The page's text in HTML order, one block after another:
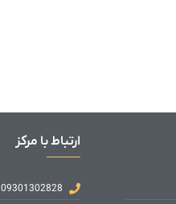
ارتباط با مرکز
09301302828